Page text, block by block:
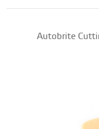
Autobrite